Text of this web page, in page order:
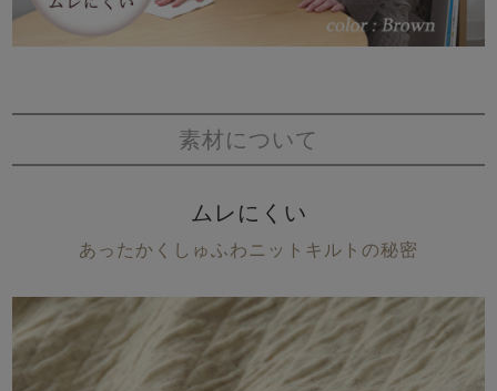
素材について
ムレにくい
あったかくしゅふわニットキルトの秘密